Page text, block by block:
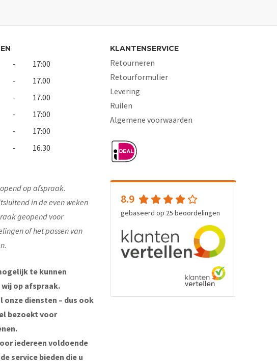
- 17:00
- 17.00
- 17.00
- 17:00
- 17:00
- 16.30
op afspraak.
in de even weken
geopend voor
of het passen van
te kunnen
op afspraak.
onze diensten – dus ook
bezoekt voor
iedereen voldoende
service bieden die u
KLANTENSERVICE
Retourneren
Retourformulier
Levering
Ruilen
Algemene voorwaarden
8.9
gebaseerd op 25 beoordelingen